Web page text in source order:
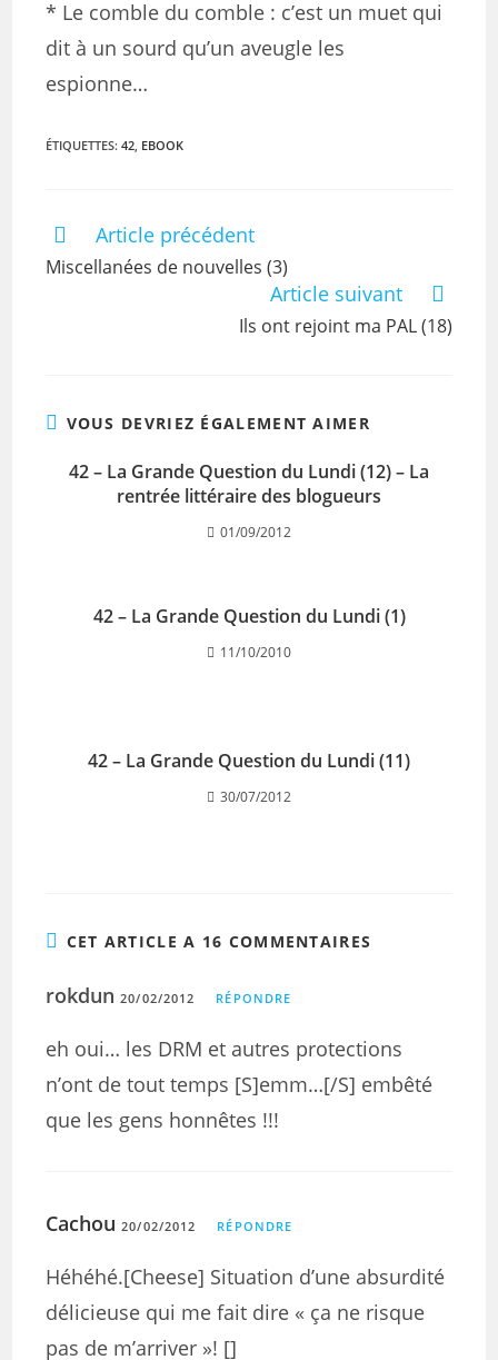
* Le comble du comble : c’est un muet qui
dit à un sourd qu’un aveugle les
espionne…
ÉTIQUETTES:42, EBOOK
Article précédent
Miscellanées de nouvelles (3)
Article suivant
Ils ont rejoint ma PAL (18)
VOUS DEVRIEZ ÉGALEMENT AIMER
42 – La Grande Question du Lundi (12) – La
rentrée littéraire des blogueurs
01/09/2012
42 – La Grande Question du Lundi (1)
11/10/2010
42 – La Grande Question du Lundi (11)
30/07/2012
CET ARTICLE A 16 COMMENTAIRES
rokdun20/02/2012 RÉPONDRE
eh oui… les DRM et autres protections
n’ont de tout temps [S]emm…[/S] embêté
que les gens honnêtes !!!
Cachou 20/02/2012 RÉPONDRE
Héhéhé.[Cheese] Situation d’une absurdité
délicieuse qui me fait dire « ça ne risque
pas de m’arriver »! []